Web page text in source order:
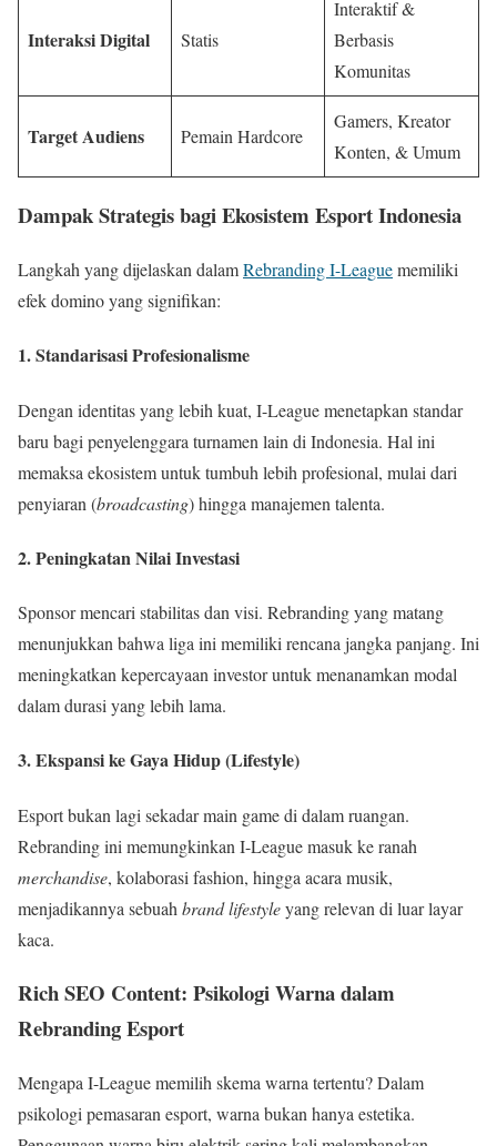
Interaksi Digital Statis
Interaktif &
Berbasis
Komunitas
Target Audiens Pemain Hardcore
Gamers, Kreator
Konten, & Umum
Dampak Strategis bagi Ekosistem Esport Indonesia
Langkah yang dijelaskan dalamRebranding I-Leaguememiliki
efek domino yang signifikan:
1. Standarisasi Profesionalisme
Dengan identitas yang lebih kuat, I-League menetapkan standar
baru bagi penyelenggara turnamen lain di Indonesia. Hal ini
memaksa ekosistem untuk tumbuh lebih profesional, mulai dari
penyiaran (broadcasting) hingga manajemen talenta.
2. Peningkatan Nilai Investasi
Sponsor mencari stabilitas dan visi. Rebranding yang matang
menunjukkan bahwa liga ini memiliki rencana jangka panjang. Ini
meningkatkan kepercayaan investor untuk menanamkan modal
dalam durasi yang lebih lama.
3. Ekspansi ke Gaya Hidup (Lifestyle)
Esport bukan lagi sekadar main game di dalam ruangan.
Rebranding ini memungkinkan I-League masuk ke ranah
merchandise, kolaborasi fashion, hingga acara musik,
menjadikannya sebuah brand lifestyleyang relevan di luar layar
kaca.
Rich SEO Content: Psikologi Warna dalam
Rebranding Esport
Mengapa I-League memilih skema warna tertentu? Dalam
psikologi pemasaran esport, warna bukan hanya estetika.